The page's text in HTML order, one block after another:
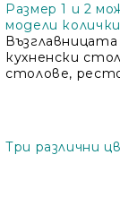
Размер 1 и 2
модели
кухненски
столове,
Три различни